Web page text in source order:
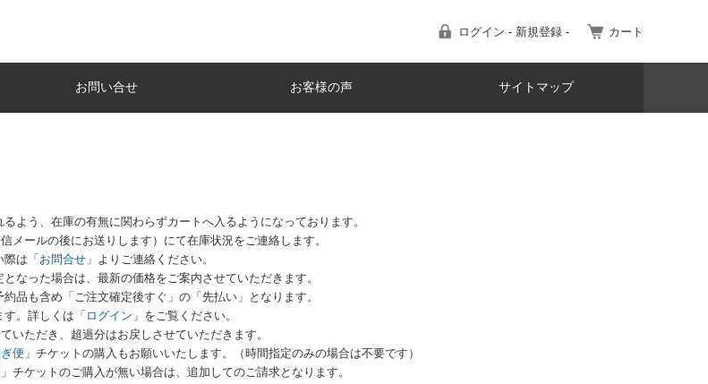
ログイン - 新規登録 - カート
お問い合せ お客様の声 サイトマップ
よう、在庫の有無に関わらずカートへ入るようになっております。
メールの後にお送りします）にて在庫状況をご連絡します。
際は 「 お問合せ 」 よりご連絡ください。
なった場合は、最新の価格をご案内させていただきます。
品も含め「ご注文確定後すぐ」の「先払い」となります。
。詳しくは 「 ログイン 」 をご覧ください。
いただき、超過分はお戻しさせていただきます。
便 」チケットの購入もお願いいたします。（時間指定のみの場合は不要です）
チケットのご購入が無い場合は、追加してのご請求となります。